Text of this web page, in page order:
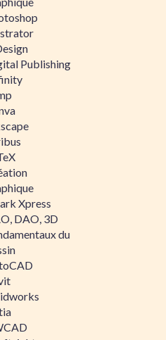
Publishing
Xpress
DAO, 3D
du